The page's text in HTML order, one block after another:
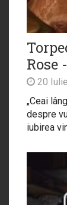
Rose
20
„Ceai
despre
iubirea